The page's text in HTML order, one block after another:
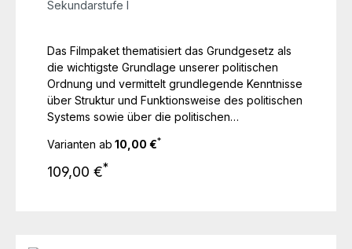
Sekundarstufe I
Das Filmpaket thematisiert das Grundgesetz als
die wichtigste Grundlage unserer politischen
Ordnung und vermittelt grundlegende Kenntnisse
über Struktur und Funktionsweise des politischen
Systems sowie über die politischen
Gang der Gesetzgebung auf bundesstaatlicher
Ebene.
Varianten ab 10,00 €*
Regulärer Preis:
109,00 €*